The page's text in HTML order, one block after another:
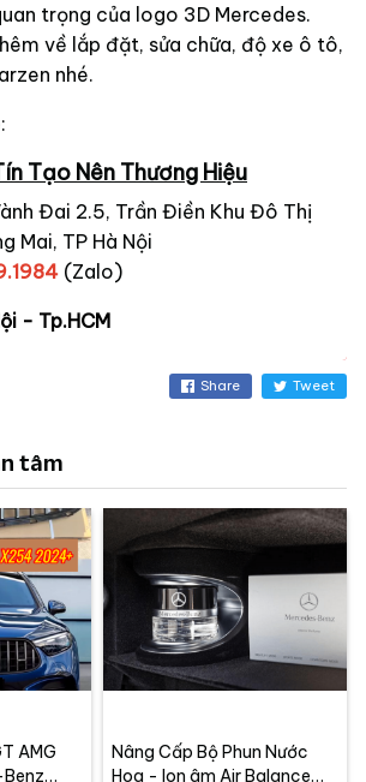
trọng của logo 3D Mercedes.
về lắp đặt, sửa chữa, độ xe ô tô,
nhé.
Tạo Nên Thương Hiệu
Đai 2.5, Trần Điền Khu Đô Thị
Mai, TP Hà Nội
(Zalo)
- Tp.HCM
Share Tweet
tâm
AMG
Nâng Cấp Bộ Phun Nước
Hoa - Ion âm Air Balance